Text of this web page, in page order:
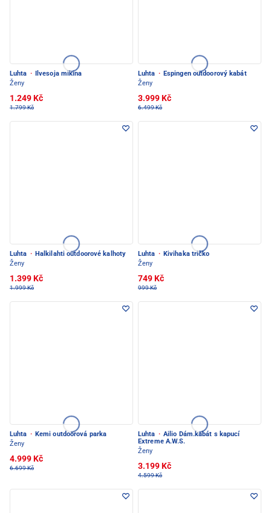
Luhta ·
Ilvesoja mikina
Ženy
1.249 Kč
1.799 Kč
Luhta · Espingen outdoorový kabát
Ženy
3.999 Kč
6.499 Kč
Luhta · Halkilahti outdoorové kalhoty
Ženy
1.399 Kč
1.999 Kč
Luhta · Kivihaka tričko
Ženy
749 Kč
999 Kč
Luhta · Kemi outdoorová parka
Ženy
4.999 Kč
6.699 Kč
Luhta · Ailio Dám.kabát s kapucí
Extreme A.W.S.
Ženy
3.199 Kč
4.599 Kč